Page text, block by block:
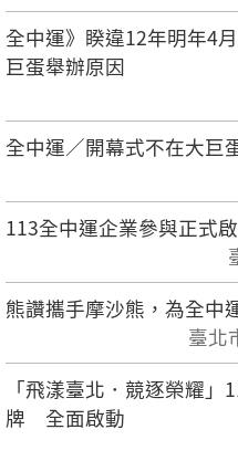
全中運》睽違12年明年4
巨蛋舉辦原因
全中運／開幕式不在大巨
113全中運企業參與正式
熊讚攜手摩沙熊，為全中
臺北
「飛漾臺北．競逐榮耀
牌 全面啟動